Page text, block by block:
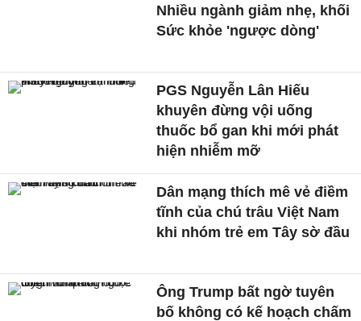
Nhiều ngành giảm nhẹ, khối
Sức khỏe 'ngược dòng'
PGS Nguyễn Lân Hiếu
khuyên đừng vội uống
thuốc bổ gan khi mới phát
hiện nhiễm mỡ
Dân mạng thích mê vẻ điềm
tĩnh của chú trâu Việt Nam
khi nhóm trẻ em Tây sờ đầu
Ông Trump bất ngờ tuyên
bố không có kế hoạch chấm